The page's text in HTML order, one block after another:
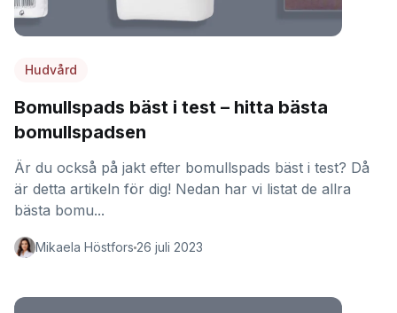
Hudvård
Bomullspads bäst i test – hitta bästa
bomullspadsen
Är du också på jakt efter bomullspads bäst i test? Då
är detta artikeln för dig! Nedan har vi listat de allra
bästa bomu...
Mikaela Höstfors 26 juli 2023